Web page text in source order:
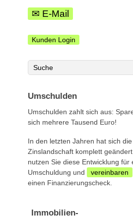
✉ E-Mail
Kunden Login
Umschulden
Umschulden zahlt sich aus:
sich mehrere Tausend Euro!
In den letzten Jahren hat sich die
Zinslandschaft komplett
nutzen Sie diese Entwicklung für
Umschuldung und
vereinbaren
einen Finanzierungscheck.
Immobilien-